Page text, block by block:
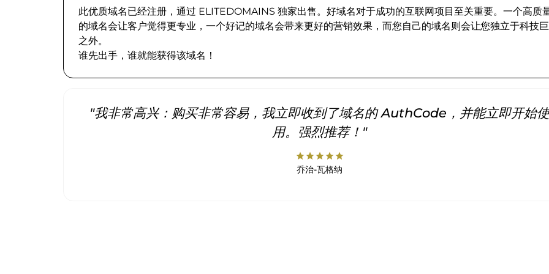
此优质域名已经注册，通过 ELITEDOMAINS 独家出售。好域名对于成功的互联网项目至关重要。一个高质
的域名会让客户觉得更专业，一个好记的域名会带来更好的营销效果，而您自己的域名则会让您独立于科技
之外。
谁先出手，谁就能获得该域名！
"我非常高兴：购买非常容易，我立即收到了域名的 AuthCode，并能立即开始
用。强烈推荐！"
starstarstarstarstar
乔治-瓦格纳